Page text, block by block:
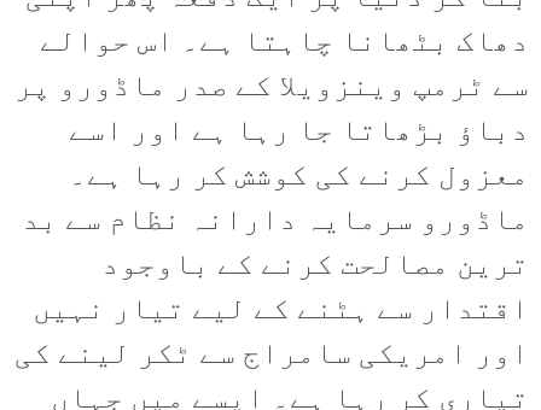
دھاک بٹھانا چاہتا ہے۔ اس حوالے
سے ٹرمپ وینزویلا کے صدر ماڈورو پر
دباؤ بڑھاتا جا رہا ہے اور اسے
معزول کرنے کی کوشش کر رہا ہے۔
ماڈورو سرمایہ دارانہ نظام سے بد
ترین مصالحت کرنے کے باوجود
اقتدار سے ہٹنے کے لیے تیار نہیں
اور امریکی سامراج سے ٹکر لینے کی